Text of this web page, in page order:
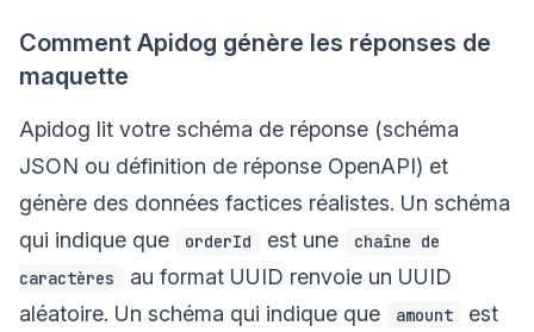
Comment Apidog génère les réponses de
maquette
Apidog lit votre schéma de réponse (schéma
JSON ou définition de réponse OpenAPI) et
génère des données factices réalistes. Un schéma
qui indique que
orderId est une
chaîne de
caractères
au format UUID renvoie un UUID
aléatoire. Un schéma qui indique que
amount
est